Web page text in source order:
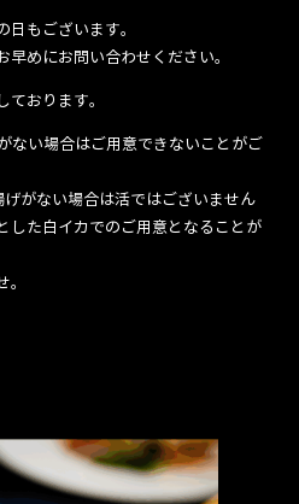
もございます。
めにお問い合わせください。
おります。
ない場合はご用意できないことがご
がない場合は活ではございません
した白イカでのご用意となることが